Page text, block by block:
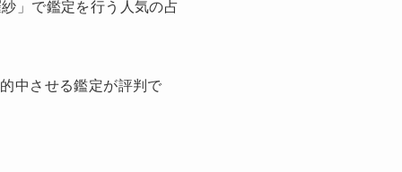
」で鑑定を行う人気の占
中させる鑑定が評判で